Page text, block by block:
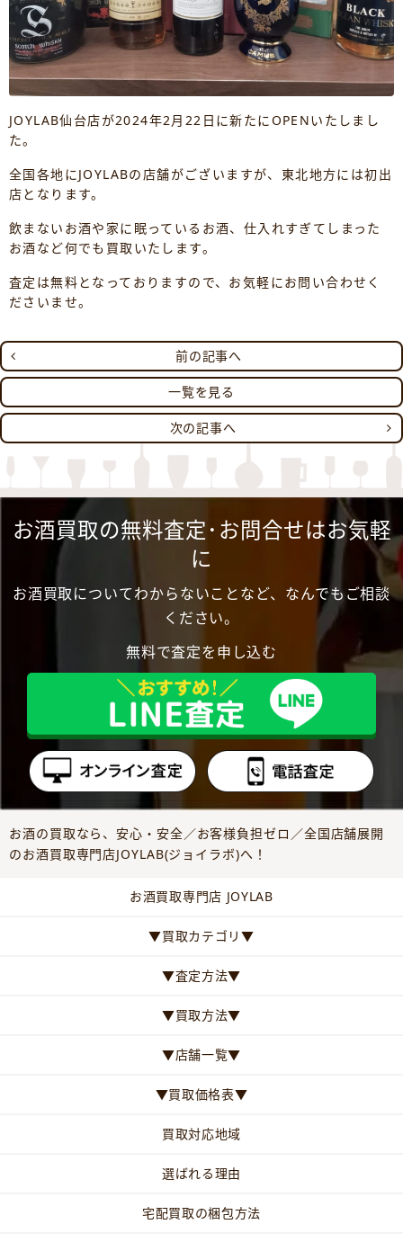
JOYLAB仙台店が2024年2月22日に新たにOPENいたしまし
た。
全国各地にJOYLABの店舗がございますが、東北地方には初出
店となります。
飲まないお酒や家に眠っているお酒、仕入れすぎてしまった
お酒など何でも買取いたします。
査定は無料となっておりますので、お気軽にお問い合わせく
ださいませ。
前の記事へ
一覧を見る
次の記事へ
お酒買取の無料査定･お問合せはお気軽
に
お酒買取についてわからないことなど、なんでもご相談
ください。
無料で査定を申し込む
お酒の買取なら、安心・安全／お客様負担ゼロ／全国店舗展開
のお酒買取専門店JOYLAB(ジョイラボ)へ！
お酒買取専門店 JOYLAB
▼買取カテゴリ▼
▼査定方法▼
▼買取方法▼
▼店舗一覧▼
▼買取価格表▼
買取対応地域
選ばれる理由
宅配買取の梱包方法